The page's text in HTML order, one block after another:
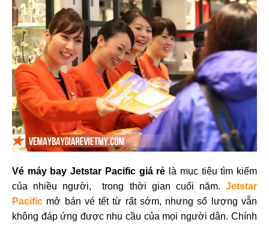
Vé máy bay Jetstar Pacific giá rẻ là mục tiêu tìm kiếm
của nhiều người, trong thời gian cuối năm. Jetstar
Pacific mở bán vé tết từ rất sớm, nhưng số lượng vẫn
không đáp ứng được nhu cầu của mọi người dân. Chính